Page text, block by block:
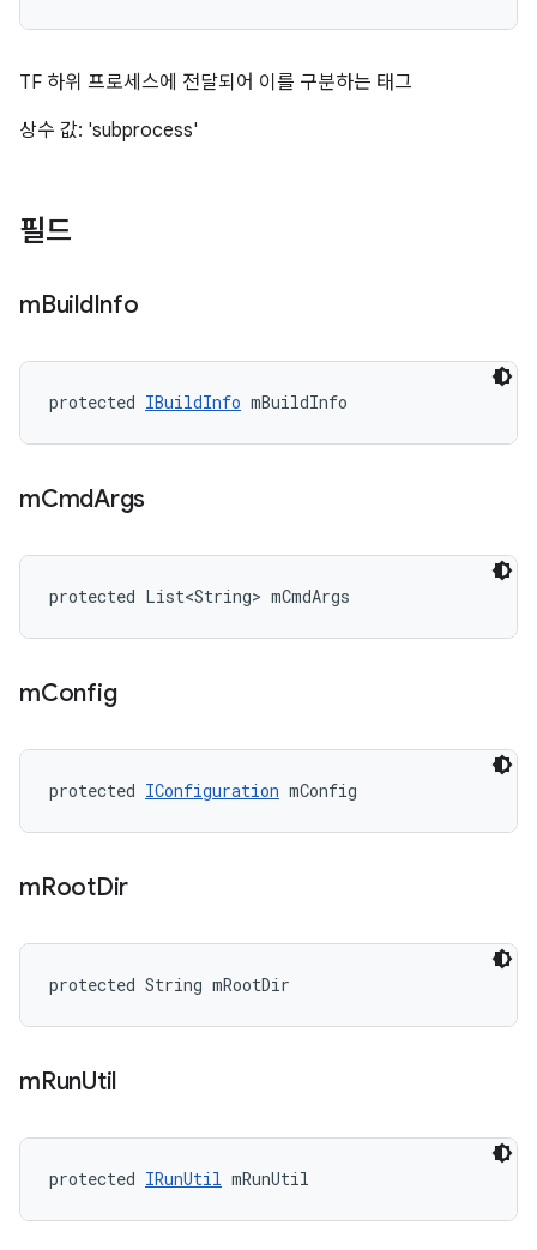
TF 하위 프로세스에 전달되어 이를 구분하는 태그
상수 값: 'subprocess'
필드
mBuildInfo
protected IBuildInfo mBuildInfo
mCmdArgs
protected List<String> mCmdArgs
mConfig
protected IConfiguration mConfig
mRootDir
protected String mRootDir
mRunUtil
protected IRunUtil mRunUtil